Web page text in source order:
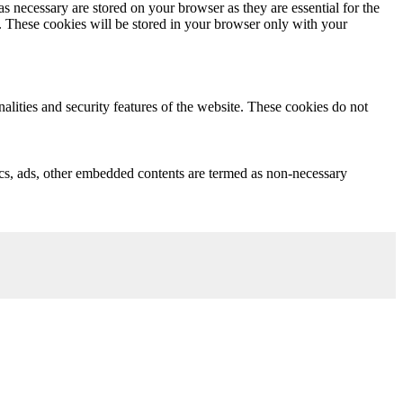
are stored on your browser as they are essential for the
These cookies will be stored in your browser only with your
and security features of the website. These cookies do not
other embedded contents are termed as non-necessary